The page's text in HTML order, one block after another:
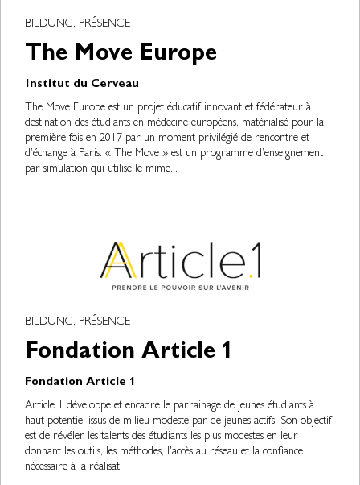
BILDUNG, PRÉSENCE
The Move Europe
Institut du Cerveau
The Move Europe est un projet éducatif innovant et fédérateur à
destination des étudiants en médecine européens, matérialisé pour la
première fois en 2017 par un moment privilégié de rencontre et
d’échange à Paris. « The Move » est un programme d’enseignement
par simulation qui utilise le mime...
BILDUNG, PRÉSENCE
Fondation Article 1
Fondation Article 1
Article 1 développe et encadre le parrainage de jeunes étudiants à
haut potentiel issus de milieu modeste par de jeunes actifs. Son objectif
est de révéler les talents des étudiants les plus modestes en leur
donnant les outils, les méthodes, l'accès au réseau et la confiance
nécessaire à la réalisat